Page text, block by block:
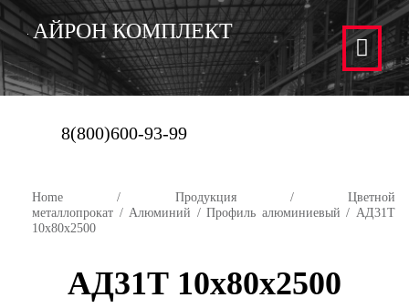
АЙРОН КОМПЛЕКТ
8(800)600-93-99
Home / Продукция/ Цветной
металлопрокат /Алюминий /Профиль алюминиевый / АД31Т
10х80х2500
АД31Т 10х80х2500